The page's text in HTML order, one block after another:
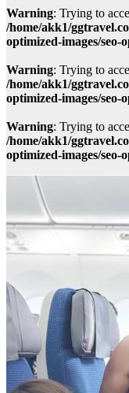
Warning: Trying to
/home/akk1/
optimized-images/seo-
Warning: Trying to
/home/akk1/
optimized-images/seo-
Warning: Trying to
/home/akk1/
optimized-images/seo-